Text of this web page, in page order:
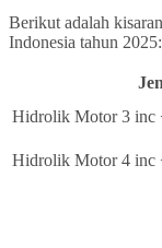
Berikut adalah
Indonesia tahun 2025:
Hidrolik Motor 3 inc
Hidrolik Motor 4 inc